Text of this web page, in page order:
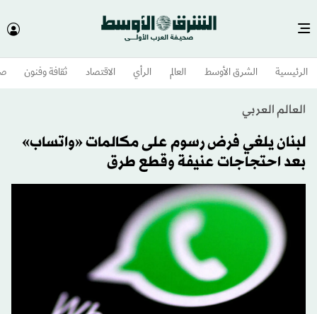
الرئيسية الشرق الأوسط​ العالم الرأي الاقتصاد ثقافة وفنون
العالم العربي
لبنان يلغي فرض رسوم على مكالمات «واتساب»
بعد احتجاجات عنيفة وقطع طرق